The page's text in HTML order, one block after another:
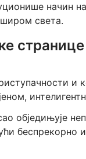
начин
света.
и
обједињује